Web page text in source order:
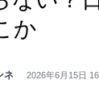
か
ネ 2026年6月15日